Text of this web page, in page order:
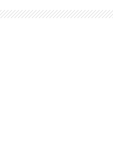
양광주↑ VS 트레이드데스크·웬
급 확대·속도전 총력"
등